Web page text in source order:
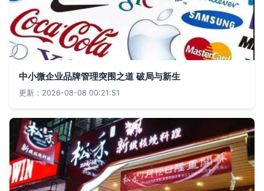
中小微企业品牌管理突围之道 破局与新生
更新：2026-08-08 00:21:51